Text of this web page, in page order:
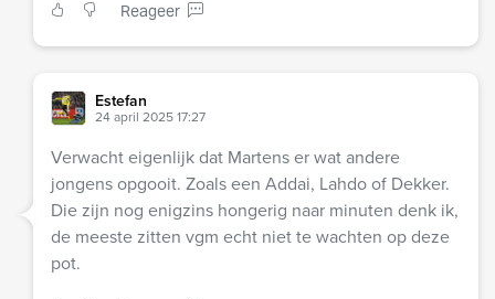
Reageer
Estefan
24 april 2025 17:27
Verwacht eigenlijk dat Martens er wat andere
jongens opgooit. Zoals een Addai, Lahdo of Dekker.
Die zijn nog enigzins hongerig naar minuten denk ik,
de meeste zitten vgm echt niet te wachten op deze
pot.